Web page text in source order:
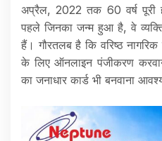
अप्रैल, 2022 तक 60 वर्ष
पहले जिनका जन्म हुआ है, वे
हैं। गौरतलब है कि वरिष्ठ नागरिक
के लिए ऑनलाइन पंजीकरण
का जनाधार कार्ड भी बनवाना